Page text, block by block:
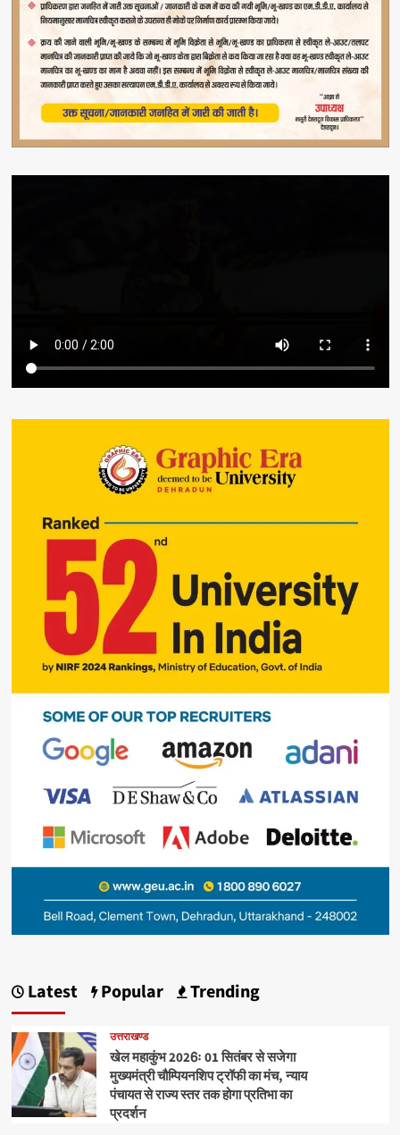
Latest Popular Trending
उत्तराखण्ड
खेल महाकुंभ 2026ः 01 सितंबर से सजेगा
मुख्यमंत्री चौम्पियनशिप ट्रॉफी का मंच, न्याय
पंचायत से राज्य स्तर तक होगा प्रतिभा का
प्रदर्शन